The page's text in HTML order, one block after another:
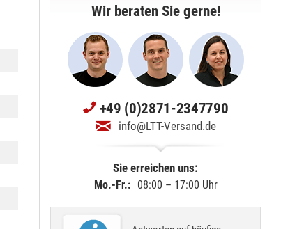
Wir beraten Sie gerne!
+49 (0)2871-2347790
info@LTT-Versand.de
Sie erreichen uns:
Mo.-Fr.: 08:00 – 17:00 Uhr